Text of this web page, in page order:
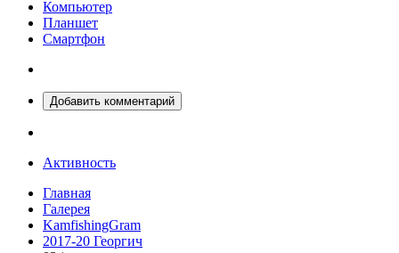
Компьютер
Планшет
Смартфон
Добавить комментарий
Активность
Главная
Галерея
KamfishingGram
2017-20 Георгич